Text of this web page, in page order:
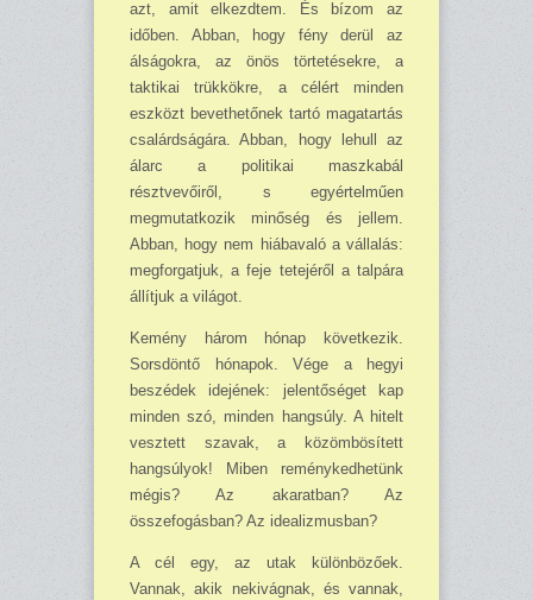
azt, amit elkezdtem. És bízom az
időben. Abban, hogy fény derül az
álságokra, az önös törtetésekre, a
taktikai trükkökre, a cé­lért minden
eszközt bevethetőnek tartó magatartás
csalárdságára. Ab­ban, hogy lehull az
álarc a poli­tikai maszkabál
résztvevőiről, s egyértelműen
megmutatkozik mi­nőség és jellem.
Abban, hogy nem hiábavaló a vállalás:
megforgat­juk, a feje tetejéről a talpára
állít­juk a világot.
Kemény három hónap követke­zik.
Sorsdöntő hónapok. Vége a hegyi
beszédek idejének: jelentősé­get kap
minden szó, minden hang­súly. A hitelt
vesztett szavak, a közömbösített
hangsúlyok! Miben reménykedhetünk
mégis? Az aka­ratban? Az
összefogásban? Az ide­aliz­musban?
A cél egy, az utak különbözőek.
Vannak, akik nekivágnak, és van­nak,